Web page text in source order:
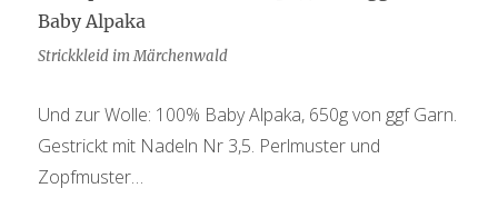
Strickkleid im Märchenwald
Und zur Wolle: 100% Baby Alpaka, 650g von ggf Garn.
Gestrickt mit Nadeln Nr 3,5. Perlmuster und
Zopfmuster…